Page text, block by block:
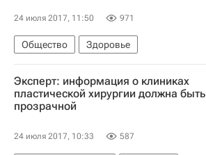
24 июля 2017, 11:50 971
Общество
Здоровье
Россия
Эксперт: информация о клиниках
пластической хирургии должна быть
прозрачной
24 июля 2017, 10:33 587